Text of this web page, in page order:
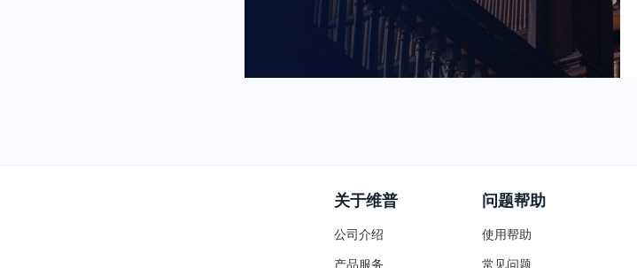
关于维普
公司介绍
产品服务
问题帮助
使用帮助
常见问题